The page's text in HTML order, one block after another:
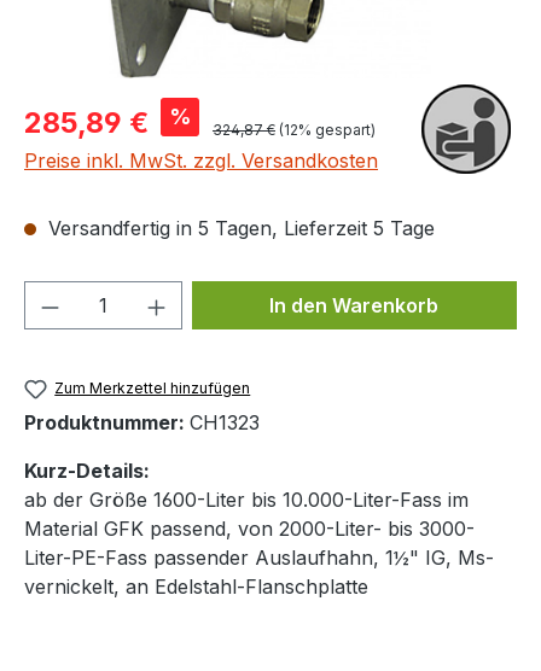
Verkaufspreis:
285,89 € % Regulärer Preis:
324,87 € (12% gespart)
Preise inkl. MwSt. zzgl. Versandkosten
Versandfertig in 5 Tagen, Lieferzeit 5 Tage
Produkt Anzahl: Gib denIn den Warenkorb
Zum Merkzettel hinzufügen
Produktnummer: CH1323
Kurz-Details:
ab der Größe 1600-Liter bis 10.000-Liter-Fass im
Material GFK passend, von 2000-Liter- bis 3000-
Liter-PE-Fass passender Auslaufhahn, 1½" IG, Ms-
vernickelt, an Edelstahl-Flanschplatte